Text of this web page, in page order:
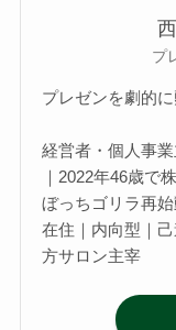
プ
プレゼンを劇的
経営者・個人事
｜2022年46歳で
ぼっちゴリラ再
在住｜内向型｜
方サロン主宰